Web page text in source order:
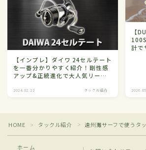
【インプレ】ダイワ 24セルテート
を一番分かりやすく紹介！剛性感
アップ&正統進化で大人気リール
2024.02.22 タックル紹介
【
計で
HOME ＞ タックル紹介 ＞ 遠州灘サーフで使うタ
ホーム